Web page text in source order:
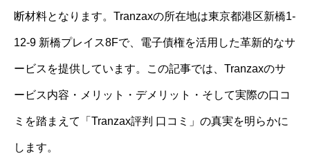
断材料となります。Tranzaxの所在地は東京都港区新橋1-
12-9 新橋プレイス8Fで、電子債権を活用した革新的なサ
ービスを提供しています。この記事では、Tranzaxのサ
ービス内容・メリット・デメリット・そして実際の口コ
ミを踏まえて「Tranzax評判 口コミ」の真実を明らかに
します。